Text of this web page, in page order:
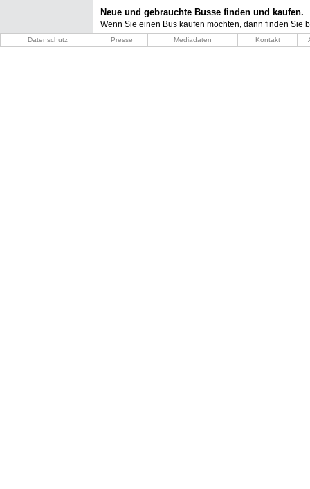
Neue und gebrauchte Busse finden und kaufen.
Wenn Sie einen Bus kaufen möchten, dann finden Sie
Datenschutz Presse Mediadaten Kontakt